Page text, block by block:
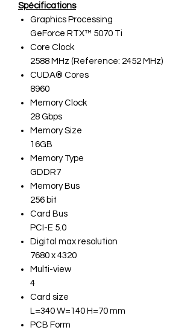
Spécifications
Graphics Processing
GeForce RTX™ 5070 Ti
Core Clock
2588 MHz (Reference: 2452 MHz)
CUDA® Cores
8960
Memory Clock
28 Gbps
Memory Size
16GB
Memory Type
GDDR7
Memory Bus
256 bit
Card Bus
PCI-E 5.0
Digital max resolution
7680 x 4320
Multi-view
4
Card size
L=340 W=140 H=70 mm
PCB Form